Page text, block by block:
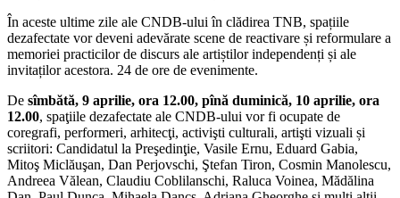
În aceste ultime zile ale CNDB-ului în clădirea TNB, spațiile
dezafectate vor deveni adevărate scene de reactivare și reformulare a
memoriei practicilor de discurs ale artiștilor independenți și ale
invitaților acestora. 24 de ore de evenimente.
De sîmbătă, 9 aprilie, ora 12.00, pînă duminică, 10 aprilie, ora
12.00, spaţiile dezafectate ale CNDB-ului vor fi ocupate de
coregrafi, performeri, arhitecţi, activişti culturali, artişti vizuali și
scriitori: Candidatul la Preşedinţie, Vasile Ernu, Eduard Gabia,
Mitoş Miclăuşan, Dan Perjovschi, Ştefan Tiron, Cosmin Manolescu,
Andreea Vălean, Claudiu Coblilanschi, Raluca Voinea, Mădălina